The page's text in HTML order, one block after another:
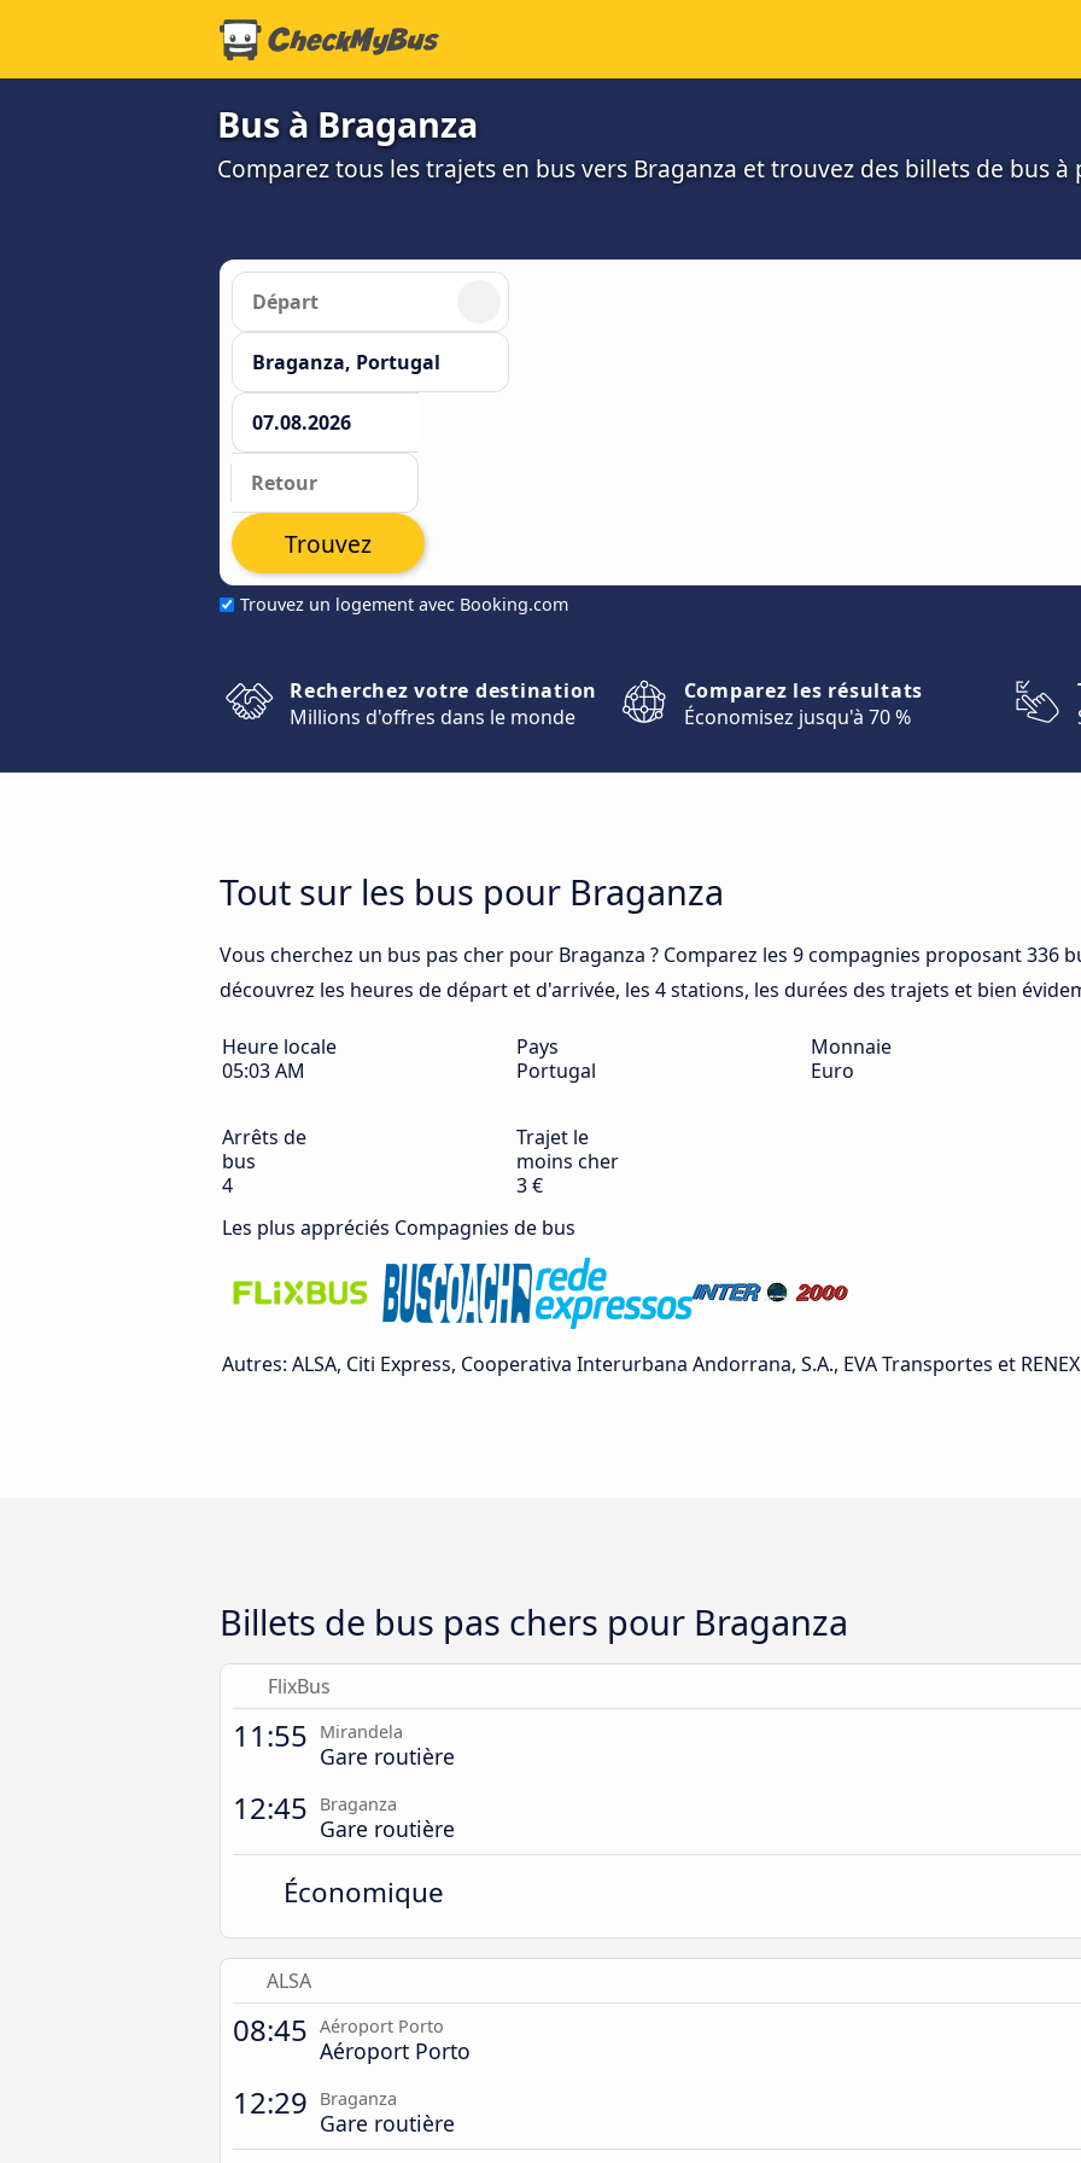
Bus à Braganza
Comparez tous les trajets en bus vers Braganza et trouvez des billets de bus à
Trouvez un logement avec Booking.com
Trouvez
Recherchez votre destination
Millions d'offres dans le monde
Comparez les résultats
Économisez jusqu'à 70 %
Tout sur les bus pour Braganza
Vous cherchez un bus pas cher pour Braganza ? Comparez les 9 compagnies proposant 336
découvrez les heures de départ et d'arrivée, les 4 stations, les durées des trajets et bien
Heure locale
05:03 AM
Pays
Portugal
Monnaie
Euro
Arrêts de
bus
4
Trajet le
moins cher
3 €
Les plus appréciés Compagnies de bus
Autres: ALSA, Citi Express, Cooperativa Interurbana Andorrana, S.A., EVA Transportes et RENEX
Billets de bus pas chers pour Braganza
FlixBus
11:55 Mirandela
Gare routière
12:45 Braganza
Gare routière
Économique
ALSA
08:45 Aéroport Porto
Aéroport Porto
12:29 Braganza
Gare routière